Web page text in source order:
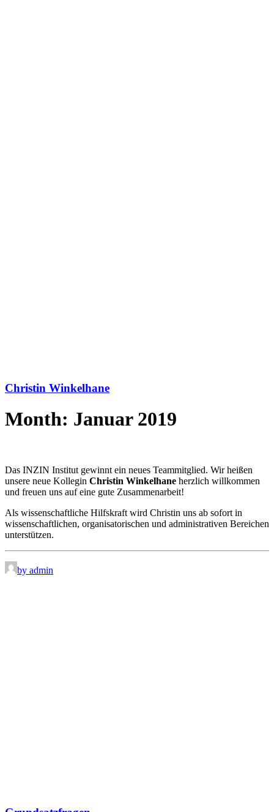
Christin Winkelhane
Month: Januar 2019
Das INZIN Institut gewinnt ein neues Teammitglied. Wir heißen
unsere neue Kollegin Christin Winkelhane herzlich willkommen
und freuen uns auf eine gute Zusammenarbeit!
Als wissenschaftliche Hilfskraft wird Christin uns ab sofort in
wissenschaftlichen, organisatorischen und administrativen Bereichen
unterstützen.
by admin